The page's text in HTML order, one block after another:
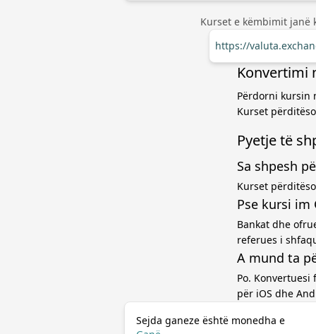
Kurset e këmbimit janë
https://
Konvertimi
Përdorni kursin
Kurset
Pyetje të
Sa shpesh
Kurset
Pse kursi im
Bankat dhe
referues i
A mund ta
Po.
për iOS dhe
Sejda ganeze është monedha e